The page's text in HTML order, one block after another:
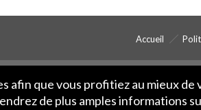
Accueil
afin que vous profitiez au mieux
de plus amples informations